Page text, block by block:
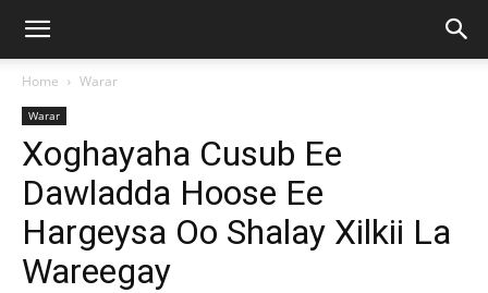
Home Warar
Warar
Xoghayaha Cusub Ee
Dawladda Hoose Ee
Hargeysa Oo Shalay Xilkii La
Wareegay